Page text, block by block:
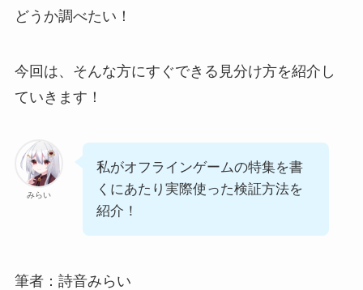
どうか調べたい！
今回は、そんな方にすぐできる見分け方を紹介し
ていきます！
みらい
私がオフラインゲームの特集を書
くにあたり実際使った検証方法を
紹介！
筆者：詩音みらい